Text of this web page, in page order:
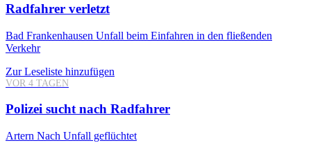
Radfahrer verletzt
Bad Frankenhausen Unfall beim Einfahren in den fließenden
Verkehr
Zur Leseliste hinzufügen
VOR 4 TAGEN
Polizei sucht nach Radfahrer
Artern Nach Unfall geflüchtet